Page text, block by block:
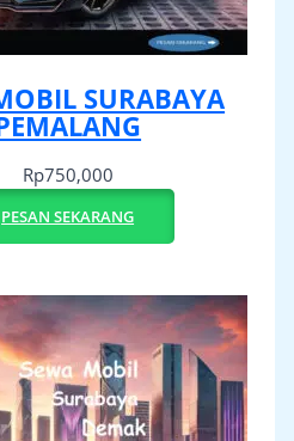
SURABAYA
Rp750,000
PESAN SEKARANG